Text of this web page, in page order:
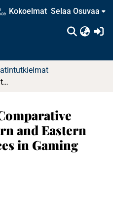
Kokoelmat Selaa Osuvaa
Global Gaming : Comparative Analysis of Western and Eastern Market Preferences in Gaming Industry
and Eastern
in Gaming